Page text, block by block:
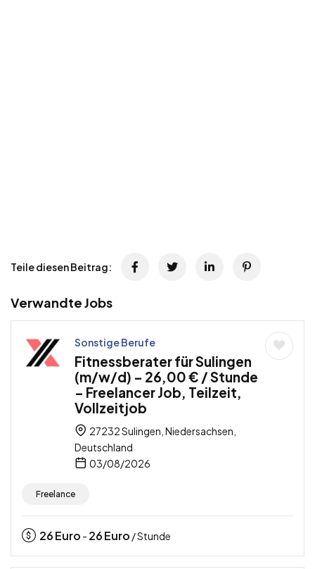
Teile diesen Beitrag:
Verwandte Jobs
Sonstige Berufe
Fitnessberater für Sulingen
(m/w/d) – 26,00 € / Stunde
– Freelancer Job, Teilzeit,
Vollzeitjob
27232 Sulingen, Niedersachsen,
Deutschland
03/08/2026
Freelance
26Euro - 26Euro / Stunde